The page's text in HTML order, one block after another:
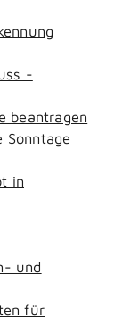
-
beantragen
Sonntage
in
und
für